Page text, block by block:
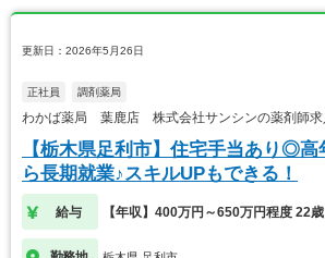
更新日：2026年5月26日
正社員 調剤薬局
わかば薬局 葉鹿店 株式会社サンシンの薬剤師求
【栃木県足利市】住宅手当あり◎
ら長期就業♪スキルUPもできる！
給与 【年収】400万円～650万円程度 22